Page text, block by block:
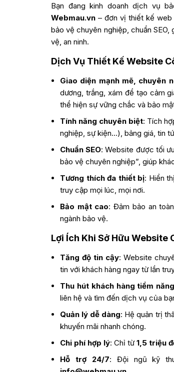
Bạn đang kinh doanh dịch vụ
Webmau.vn – đơn vị thiết kế web
bảo vệ chuyên nghiệp, chuẩn
vệ, an ninh.
Dịch Vụ Thiết Kế Website
Giao diện mạnh mẽ, chuyên
dương, trắng, xám để tạo cảm
thể hiện sự vững chắc và bảo
Tính năng chuyên biệt: Tích
nghiệp, sự kiện…), bảng giá, tin
Chuẩn SEO: Website được tối
bảo vệ chuyên nghiệp”, giúp
Tương thích đa thiết bị: Hiển
truy cập mọi lúc, mọi nơi.
Bảo mật cao: Đảm bảo an
ngành bảo vệ.
Lợi Ích Khi Sở Hữu Website
Tăng độ tin cậy: Website
tin với khách hàng ngay từ lần
Thu hút khách hàng tiềm năng
liên hệ và tìm đến dịch vụ của
Quản lý dễ dàng: Hệ quản trị
khuyến mãi nhanh chóng.
Chi phí hợp lý: Chỉ từ 1,5 triệu
Hỗ trợ 24/7: Đội ngũ kỹ